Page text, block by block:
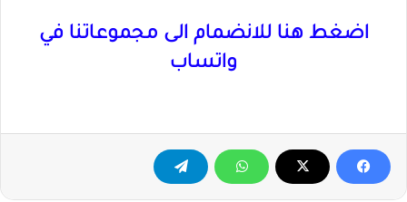
اضغط هنا للانضمام الى مجموعاتنا في
واتساب